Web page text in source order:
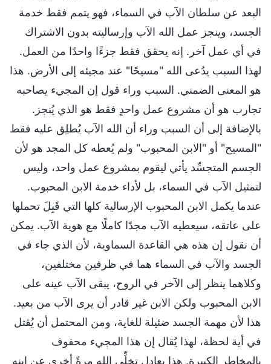
البعد عن سلطان الآب في السماء، فهو يتمم فقط خدمة
الجسد، وينجز عمل الله الآب وإرساليته بدون الاشتراك
في أي عمل آخر. إنه يحقق فقط جزءًا واحدًا من العمل.
لهذا السبب يدُعى الله "مسيحًا" عند مجيئه إلى الأرض. هذا
هو المعنى الضمني. السبب وراء قول إن المجيء يصاحبه
تجارب هو أن مشروع عمل واحدٍ فقط هو الذي يُنجز.
بالإضافة إلى أن السبب وراء أن الله الآب يُطلِق عليه فقط
"المسيح" أو "الابن المحبوب" ولم يُعطه كل المجد هو لأن
الجسم المتجسِّد يأتي ليقوم بمشروع عمل واحد، وليس
لتمثيل الآب في السماء، بل لأداء خدمة الابن المحبوب.
عندما يكمل الابن المحبوب الإرسالية كلها التي قَبِلَ تحملها
على عاتقه، سيعطيه الآب مجدًا كاملًا مع هوية الآب. يمكن
أن نقول إن هذه هي القاعدة السماوية، لأن الذي جاء في
الجسد والآب في السماء هما في ظرفين مختلفين،
وكلاهما ينظر إلى الآخر في الروح، يبقى الآب عينه على
الابن المحبوب ولكن الابن غير قادر أن يرى الآب من بعيد.
هذا لأن مهمة الجسد ضئيلة للغاية، ومن المحتمل أن يُقتل
في أية لحظة، لهذا يُقال إن هذا المجيء محفوف
بالمخاطر الكبيرة. هذا يعادل تخلِّي الله مرةً أخرى عن ابنه